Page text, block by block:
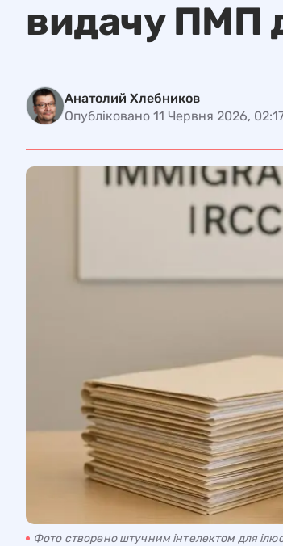
видачу ПМП
Анатолий Хлебников
Опубліковано 11 Червня 2026,
Фото створено штучним інтелектом для